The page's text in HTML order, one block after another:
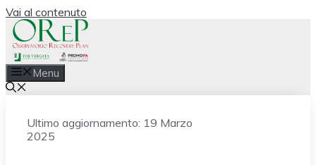
Vai al contenuto
Menu
Ultimo aggiornamento: 19 Marzo
2025